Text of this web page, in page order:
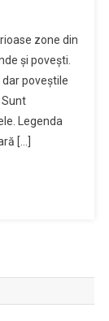
zone din
și povești.
dar poveștile
Sunt
Legenda
[…]